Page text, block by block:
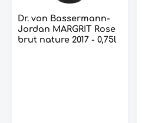
Dr. von Bassermann-
Jordan MARGRIT Rose
brut nature 2017 - 0,75l